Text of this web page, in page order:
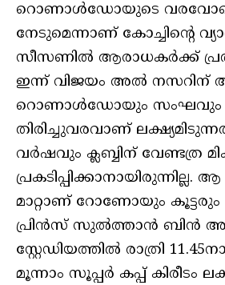
റൊണാള്‍ഡോയുടെ
നേടുമെന്നാണ് കോച്ചിന്റെ
സീസണില്‍ ആരാധകര്‍ക്ക്
ഇന്ന് വിജയം അല്‍ നസറിന്
റൊണാള്‍ഡോയും സംഘവും
തിരിച്ചുവരവാണ്
വര്‍ഷവും ക്ലബ്ബിന് വേണ്ടത്ര
മാറ്റാണ് റോണോയും കൂട്ടരും
പ്രിന്‍സ് സുല്‍ത്താന്‍ ബിന്‍
സ്റ്റേഡിയത്തില്‍ രാത്രി
മൂന്നാം സൂപ്പര്‍ കപ്പ് കിരീടം